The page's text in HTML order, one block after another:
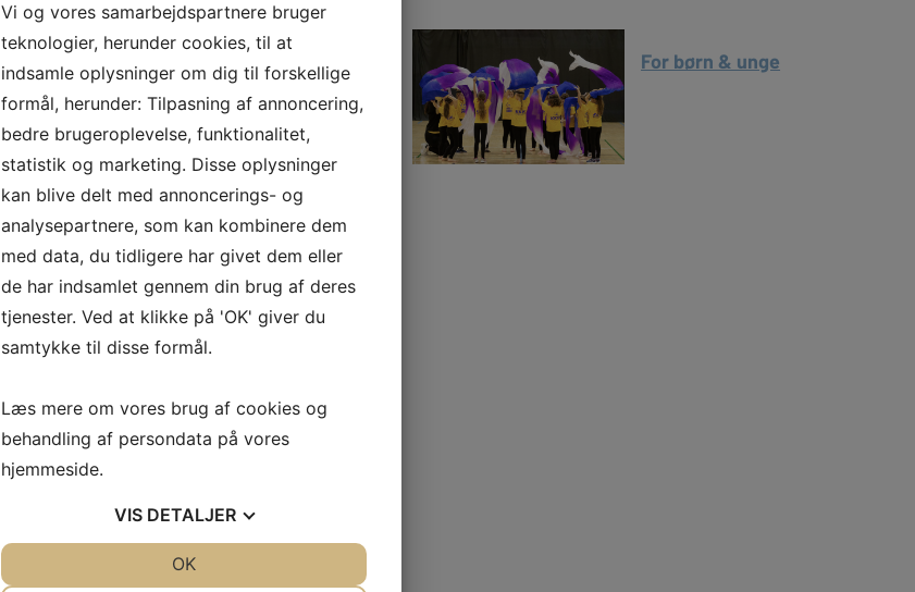
For voksne & unge For børn & unge
Vi og vores samarbejdspartnere bruger
teknologier, herunder cookies, til at
indsamle oplysninger om dig til forskellige
formål, herunder: Tilpasning af annoncering,
bedre brugeroplevelse, funktionalitet,
statistik og marketing. Disse oplysninger
kan blive delt med annoncerings- og
analysepartnere, som kan kombinere dem
med data, du tidligere har givet dem eller
de har indsamlet gennem din brug af deres
tjenester. Ved at klikke på 'OK' giver du
samtykke til disse formål.
Læs mere om vores brug af cookies og
behandling af persondata på vores
hjemmeside.
VIS DETALJER
OK